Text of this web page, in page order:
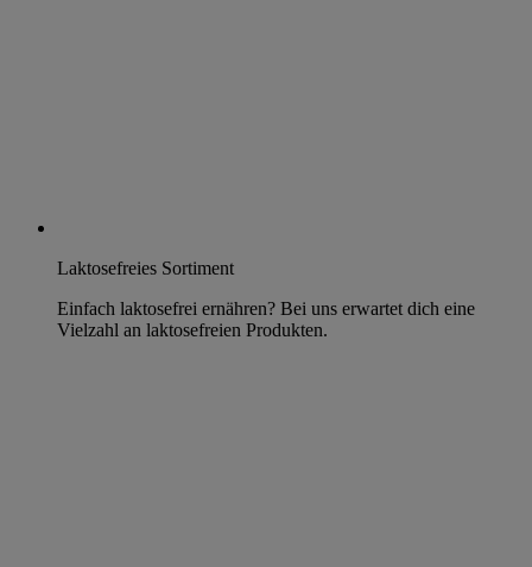
Laktosefreies Sortiment
Einfach laktosefrei ernähren? Bei uns erwartet dich eine
Vielzahl an laktosefreien Produkten.